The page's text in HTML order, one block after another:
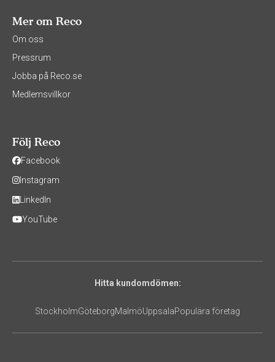
Mer om Reco
Om oss
Pressrum
Jobba på Reco.se
Medlemsvillkor
Följ Reco
Facebook
Instagram
LinkedIn
YouTube
Hitta kundomdömen:
StockholmGöteborgMalmöUppsalaPopulära företag